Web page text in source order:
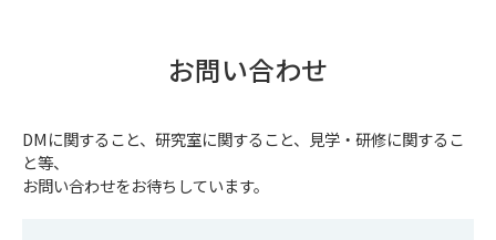
お問い合わせ
DMに関すること、研究室に関すること、見学・研修に関するこ
と等、
お問い合わせをお待ちしています。